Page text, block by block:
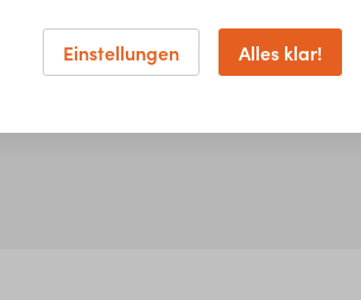
Einstellungen Alles klar!